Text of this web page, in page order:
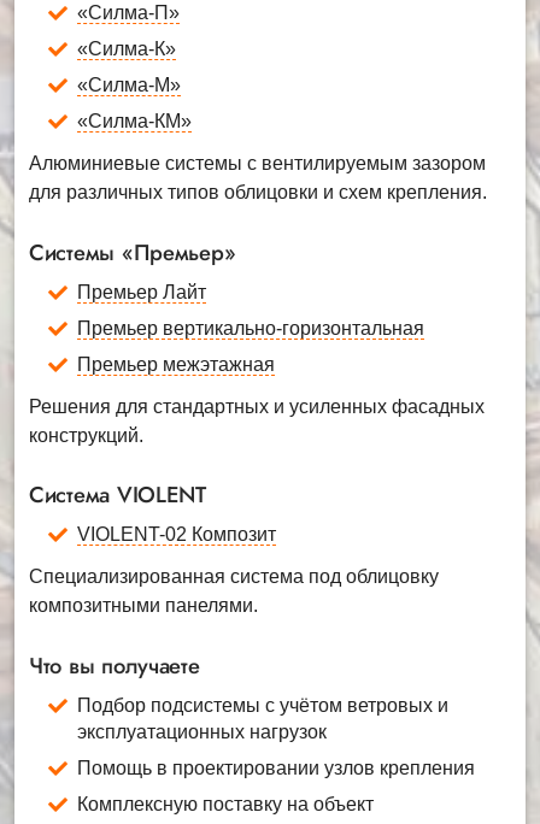
«Силма-П»
«Силма-К»
«Силма-М»
«Силма-КМ»
Алюминиевые системы с вентилируемым зазором
для различных типов облицовки и схем крепления.
Системы «Премьер»
Премьер Лайт
Премьер вертикально-горизонтальная
Премьер межэтажная
Решения для стандартных и усиленных фасадных
конструкций.
Система VIOLENT
VIOLENT-02 Композит
Специализированная система под облицовку
композитными панелями.
Что вы получаете
Подбор подсистемы с учётом ветровых и
эксплуатационных нагрузок
Помощь в проектировании узлов крепления
Комплексную поставку на объект